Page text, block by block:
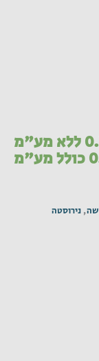
ללא מע"מ
כולל מע"מ
, נירוסטה